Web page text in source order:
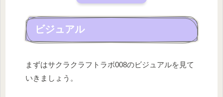
ビジュアル
まずはサクラクラフトラボ008のビジュアルを見て
いきましょう。